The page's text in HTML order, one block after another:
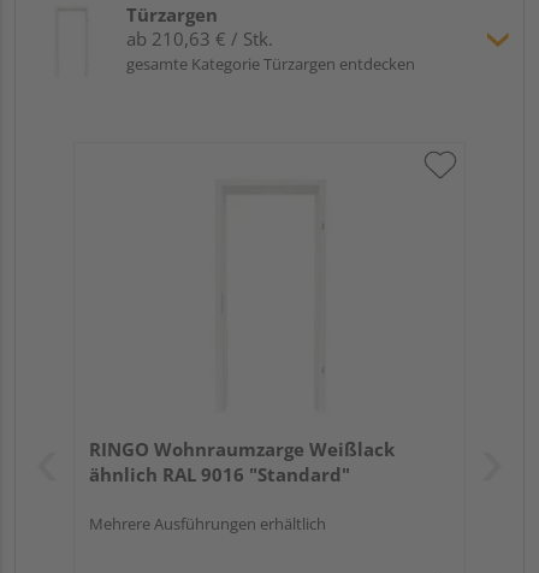
Türzargen
ab 210,63 € / Stk.
gesamte Kategorie Türzargen entdecken
RINGO Wohnraumzarge Weißlack
ähnlich RAL 9016 "Standard"
Mehrere Ausführungen erhältlich